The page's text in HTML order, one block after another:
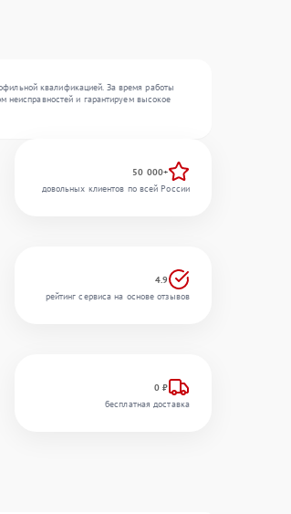
квалификацией. За время работы
неисправностей и гарантируем высокое
50 000+
довольных клиентов по всей России
4.9
рейтинг сервиса на основе отзывов
0 ₽
бесплатная доставка